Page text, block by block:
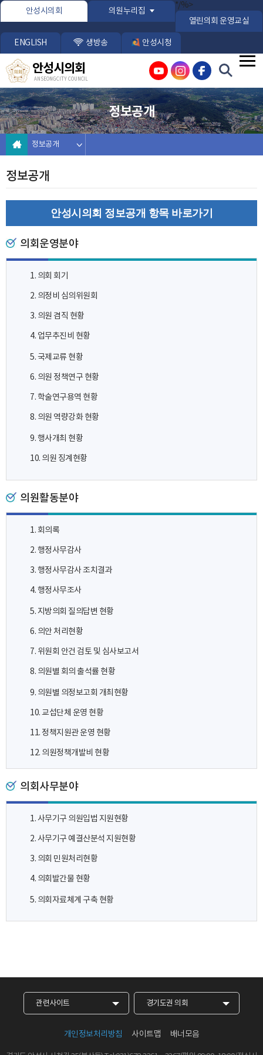
본문바로가기
안성시의회 의원누리집
*/%>
열린의회 운영교실
ENGLISH 생방송 안성시청
안성시의회
ANSEONG CITY COUNCIL
정보공개
정보공개
정보공개
안성시의회 정보공개 항목 바로가기
의회운영분야
1. 의회 회기
2. 의정비 심의위원회
3. 의원 겸직 현황
4. 업무추진비 현황
5. 국제교류 현황
6. 의원 정책연구 현황
7. 학술연구용역 현황
8. 의원 역량강화 현황
9. 행사개최 현황
10. 의원 징계현황
의원활동분야
1. 회의록
2. 행정사무감사
3. 행정사무감사 조치결과
4. 행정사무조사
5. 지방의회 질의답변 현황
6. 의안 처리현황
7. 위원회 안건 검토 및 심사보고서
8. 의원별 회의 출석률 현황
9. 의원별 의정보고회 개최현황
10. 교섭단체 운영 현황
11. 정책지원관 운영 현황
12. 의원정책개발비 현황
의회사무분야
1. 사무기구 의원입법 지원현황
2. 사무기구 예결산분석 지원현황
3. 의회 민원처리현황
4. 의회발간물 현황
5. 의회자료체계 구축 현황
관련사이트 경기도권 의회
개인정보처리방침 사이트맵 배너모음